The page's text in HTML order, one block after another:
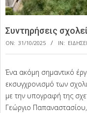
Συντηρήσεις
ON: 31/10/2025 IN:
Ένα ακόμη σημαντικό
εκσυγχρονισμό των
με την υπογραφή της
Γεώργιο